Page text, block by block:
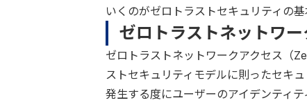
いくのがゼロトラストセキュリティの基
ゼロトラストネットワ
ゼロトラストネットワークアクセス（
ストセキュリティモデルに則ったセキ
発生する度にユーザーのアイデンティ